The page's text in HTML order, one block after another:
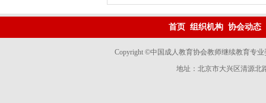
首页 组织机构 协会动态
Copyright ©中国成人教育协会教师继续教育专
地址：北京市大兴区清源北